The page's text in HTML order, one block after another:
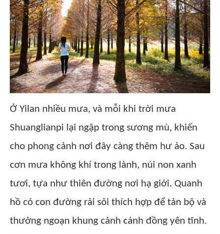
Ở Yilan nhiều mưa, và mỗi khi trời mưa
Shuanglianpi lại ngập trong sương mù, khiến
cho phong cảnh nơi đây càng thêm hư ảo. Sau
cơn mưa không khí trong lành, núi non xanh
tươi, tựa như thiên đường nơi hạ giới. Quanh
hồ có con đường rải sỏi thích hợp để tản bộ và
thưởng ngoạn khung cảnh cánh đồng yên tĩnh.